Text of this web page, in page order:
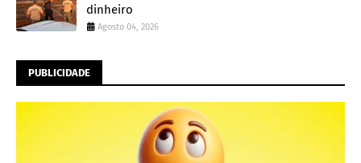
dinheiro
Agosto 04, 2026
PUBLICIDADE